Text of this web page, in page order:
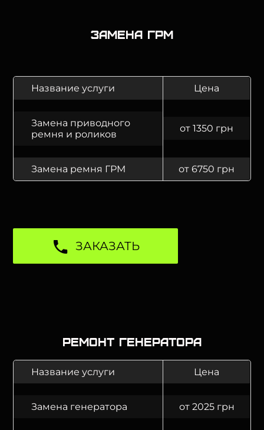
Замена ГРМ
Название услуги Цена
Замена приводного
ремня и роликов
от 1350 грн
Замена ремня ГРМ от 6750 грн
ЗАКАЗАТЬ
Ремонт генератора
Название услуги Цена
Замена генератора от 2025 грн